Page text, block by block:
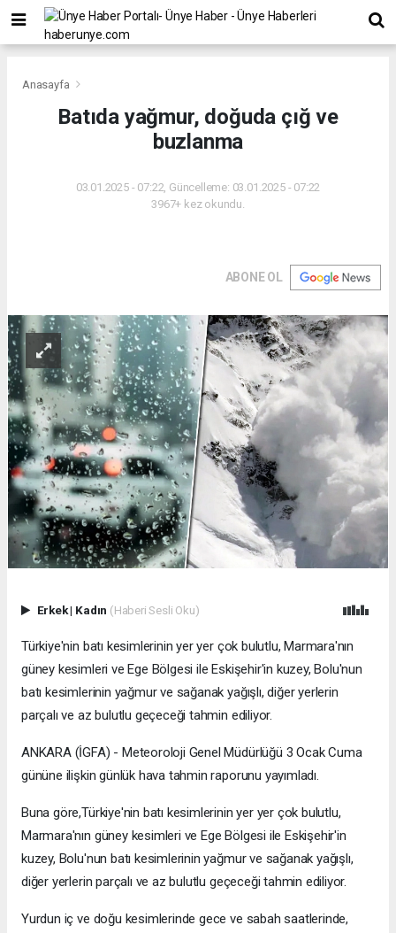
Anasayfa
Batıda yağmur, doğuda çığ ve
buzlanma
03.01.2025 - 07:22, Güncelleme: 03.01.2025 - 07:22
3967+ kez okundu.
ABONE OL
Erkek| Kadın (Haberi Sesli Oku)
Türkiye'nin batı kesimlerinin yer yer çok bulutlu, Marmara'nın
güney kesimleri ve Ege Bölgesi ile Eskişehir'in kuzey, Bolu'nun
batı kesimlerinin yağmur ve sağanak yağışlı, diğer yerlerin
parçalı ve az bulutlu geçeceği tahmin ediliyor.
ANKARA (İGFA) - Meteoroloji Genel Müdürlüğü 3 Ocak Cuma
gününe ilişkin günlük hava tahmin raporunu yayımladı.
Buna göre,Türkiye'nin batı kesimlerinin yer yer çok bulutlu,
Marmara'nın güney kesimleri ve Ege Bölgesi ile Eskişehir'in
kuzey, Bolu'nun batı kesimlerinin yağmur ve sağanak yağışlı,
diğer yerlerin parçalı ve az bulutlu geçeceği tahmin ediliyor.
Yurdun iç ve doğu kesimlerinde gece ve sabah saatlerinde,